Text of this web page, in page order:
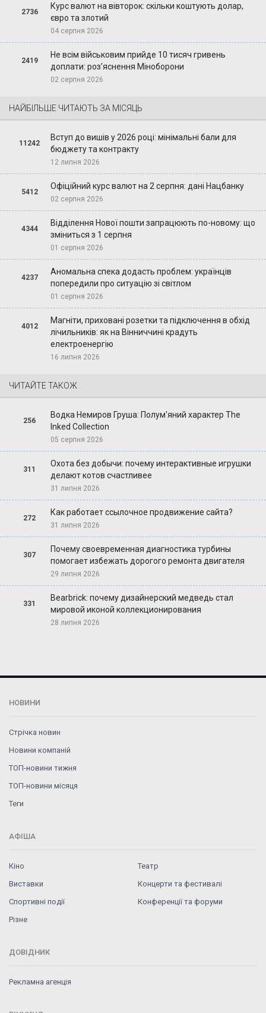
2736
Курс валют на вівторок: скільки коштують долар,
євро та злотий
04 серпня 2026
2419
Не всім військовим прийде 10 тисяч гривень
доплати: роз’яснення Міноборони
02 серпня 2026
НАЙБІЛЬШЕ ЧИТАЮТЬ ЗА МІСЯЦЬ
11242
Вступ до вишів у 2026 році: мінімальні бали для
бюджету та контракту
12 липня 2026
5412
Офіційний курс валют на 2 серпня: дані Нацбанку
02 серпня 2026
4344
Відділення Нової пошти запрацюють по-новому: що
зміниться з 1 серпня
01 серпня 2026
4237
Аномальна спека додасть проблем: українців
попередили про ситуацію зі світлом
01 серпня 2026
4012
Магніти, приховані розетки та підключення в обхід
лічильників: як на Вінниччині крадуть
електроенергію
16 липня 2026
ЧИТАЙТЕ ТАКОЖ
256
Водка Немиров Груша: Полум'яний характер The
Inked Collection
05 серпня 2026
311
Охота без добычи: почему интерактивные игрушки
делают котов счастливее
31 липня 2026
272
Как работает ссылочное продвижение сайта?
31 липня 2026
307
Почему своевременная диагностика турбины
помогает избежать дорогого ремонта двигателя
29 липня 2026
331
Bearbrick: почему дизайнерский медведь стал
мировой иконой коллекционирования
28 липня 2026
НОВИНИ
Стрічка новин
Новини компаній
ТОП-новини тижня
ТОП-новини місяця
Теги
АФІША
Кіно
Театр
Виставки
Концерти та фестивалі
Спортивні події
Конференції та форуми
Різне
ДОВІДНИК
Рекламна агенція